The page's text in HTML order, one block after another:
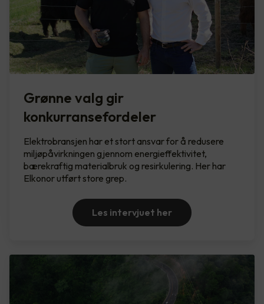
Grønne valg gir
konkurransefordeler
Elektrobransjen har et stort ansvar for å redusere
miljøpåvirkningen gjennom energieffektivitet,
bærekraftig materialbruk og resirkulering. Her har
Elkonor utført store grep.
Les intervjuet her